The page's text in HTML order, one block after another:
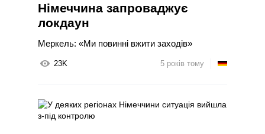
Німеччина запроваджує
локдаун
Меркель: «Ми повинні вжити заходів»
23K 5 років тому